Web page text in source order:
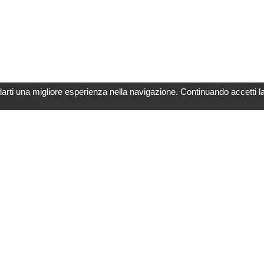
una migliore esperienza nella navigazione. Continuando accetti